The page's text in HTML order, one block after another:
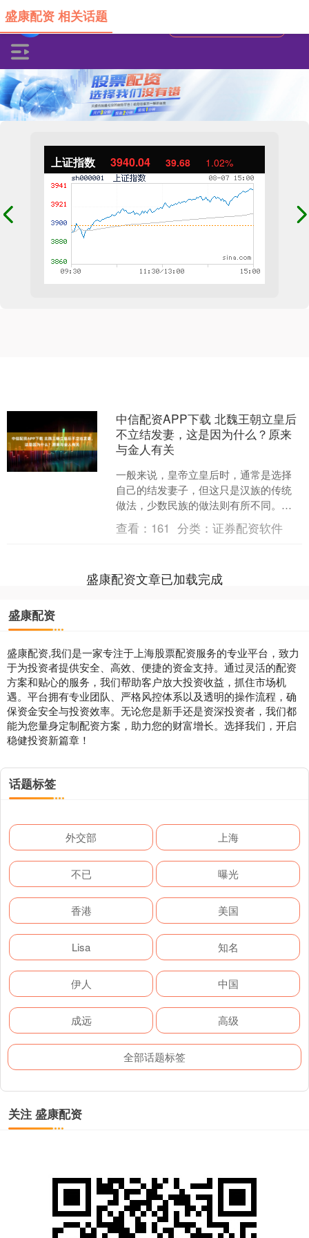
上证指数 3940.04 39.68 1.02%
盛康配资 相关话题
中信配资APP下载 北魏王朝立皇后
不立结发妻，这是因为什么？原来
与金人有关
一般来说，皇帝立皇后时，通常是选择
自己的结发妻子，但这只是汉族的传统
做法，少数民族的做法则有所不同。北
魏是鲜卑族的拓跋珪建立的政权，也是
南北朝时期北朝的第一个王....
查看： 161 分类：证券配资软件
盛康配资文章已加载完成
盛康配资
盛康配资,我们是一家专注于上海股票配资服务的专业平台，致力
于为投资者提供安全、高效、便捷的资金支持。通过灵活的配资
方案和贴心的服务，我们帮助客户放大投资收益，抓住市场机
遇。平台拥有专业团队、严格风控体系以及透明的操作流程，确
保资金安全与投资效率。无论您是新手还是资深投资者，我们都
能为您量身定制配资方案，助力您的财富增长。选择我们，开启
稳健投资新篇章！
话题标签
外交部 上海
不已 曝光
香港 美国
Lisa 知名
伊人 中国
成远 高级
全部话题标签
关注 盛康配资